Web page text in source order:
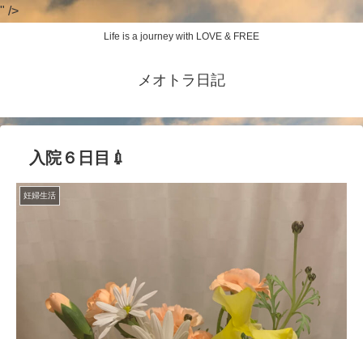
" />
Life is a journey with LOVE & FREE
メオトラ日記
入院６日目💉
妊婦生活